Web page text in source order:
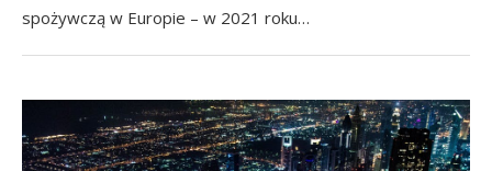
spożywczą w Europie – w 2021 roku…